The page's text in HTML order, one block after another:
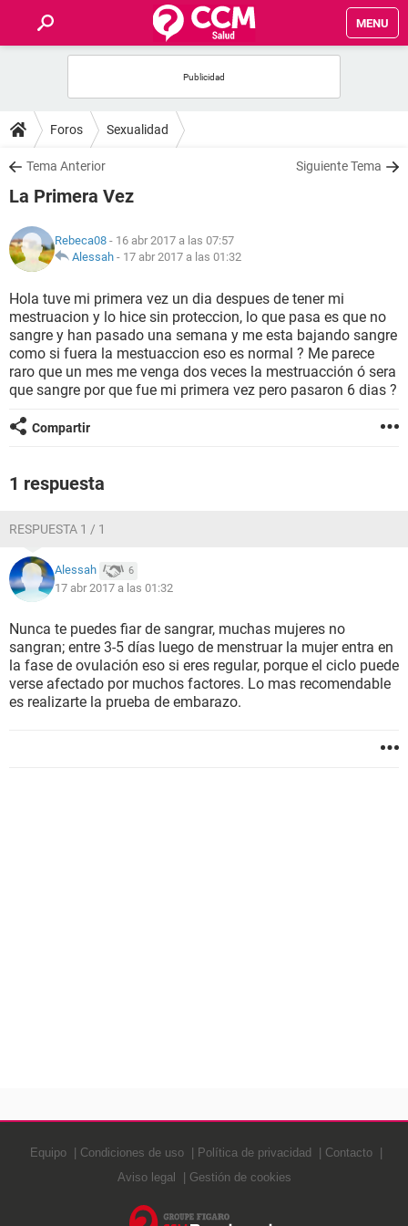
MENU
FOROS
SALUD
NUTRICIÓN
BIENESTAR
SEXUALIDAD
GLOSARIO
Foros Sexualidad
Tema Anterior Siguiente Tema
La Primera Vez
Rebeca08 - 16 abr 2017 a las 07:57
Alessah - 17 abr 2017 a las 01:32
Hola tuve mi primera vez un dia despues de tener mi
mestruacion y lo hice sin proteccion, lo que pasa es que no
sangre y han pasado una semana y me esta bajando sangre
como si fuera la mestuaccion eso es normal ? Me parece
raro que un mes me venga dos veces la mestruacción ó sera
que sangre por que fue mi primera vez pero pasaron 6 dias ?
Compartir
1 respuesta
RESPUESTA 1 / 1
Alessah 6
17 abr 2017 a las 01:32
Nunca te puedes fiar de sangrar, muchas mujeres no
sangran; entre 3-5 días luego de menstruar la mujer entra en
la fase de ovulación eso si eres regular, porque el ciclo puede
verse afectado por muchos factores. Lo mas recomendable
es realizarte la prueba de embarazo.
Equipo Condiciones de uso Política de privacidad
Contacto
Aviso legal
Gestión de cookies